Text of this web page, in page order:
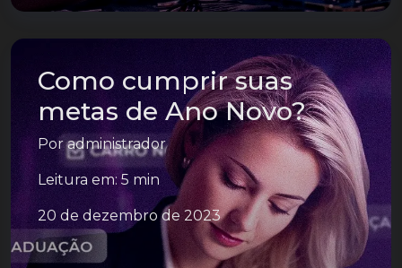
Como cumprir suas
metas de Ano Novo?
Poradministrador
Leitura em: 5 min
20 de dezembro de 2023